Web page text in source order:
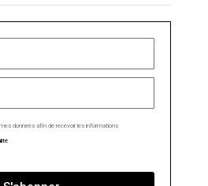
données afin de recevoir les informations